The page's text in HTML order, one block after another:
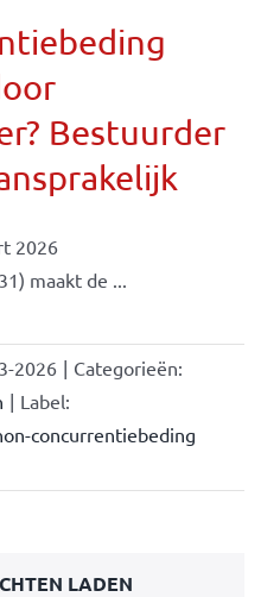
Bestuurder
2026
maakt de ...
2026 | Categorieën:
| Label:
concurrentiebeding
LADEN